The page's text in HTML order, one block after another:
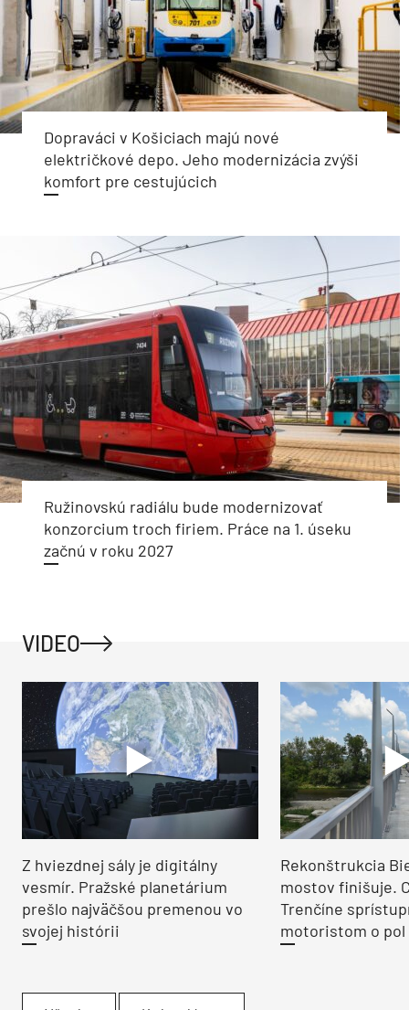
Dopraváci v Košiciach majú nové
električkové depo. Jeho modernizácia zvýši
komfort pre cestujúcich
Ružinovskú radiálu bude modernizovať
konzorcium troch firiem. Práce na 1. úseku
začnú v roku 2027
VIDEO
Z hviezdnej sály je digitálny
vesmír. Pražské planetárium
prešlo najväčšou premenou vo
svojej histórii
Rekonštrukcia
mostov finišuje.
Trenčíne
motoristom o pol